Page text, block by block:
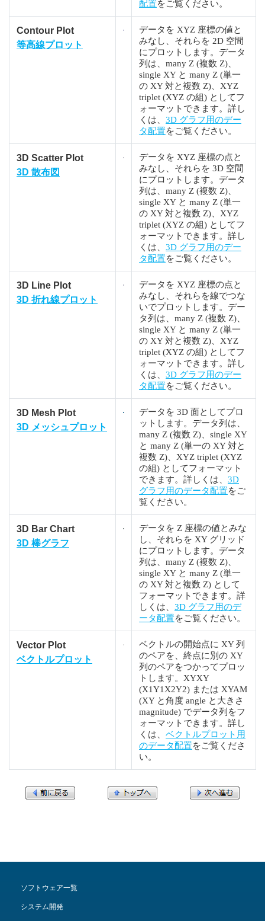
配置をご覧ください。
Contour Plot
等高線プロット
データを XYZ 座標の値と
みなし、それらを 2D 空間
にプロットします。データ
列は、many Z (複数 Z)、
single XY と many Z (単一
の XY 対と複数 Z)、XYZ
triplet (XYZ の組) としてフ
ォーマットできます。詳し
くは、 3D グラフ用のデー
タ配置をご覧ください。
3D Scatter Plot
3D 散布図
データを XYZ 座標の点と
みなし、それらを 3D 空間
にプロットします。データ
列は、many Z (複数 Z)、
single XY と many Z (単一
の XY 対と複数 Z)、XYZ
triplet (XYZ の組) としてフ
ォーマットできます。詳し
くは、 3D グラフ用のデー
タ配置をご覧ください。
3D Line Plot
3D 折れ線プロット
データを XYZ 座標の点と
みなし、それらを線でつな
いでプロットします。デー
タ列は、many Z (複数 Z)、
single XY と many Z (単一
の XY 対と複数 Z)、XYZ
triplet (XYZ の組) としてフ
ォーマットできます。詳し
くは、 3D グラフ用のデー
タ配置をご覧ください。
3D Mesh Plot
3D メッシュプロット
データを 3D 面としてプロ
ットします。データ列は、
many Z (複数 Z)、single XY
と many Z (単一の XY 対と
複数 Z)、XYZ triplet (XYZ
の組) としてフォーマット
できます。詳しくは、 3D
グラフ用のデータ配置をご
覧ください。
3D Bar Chart
3D 棒グラフ
データを Z 座標の値とみな
し、それらを XY グリッド
にプロットします。データ
列は、many Z (複数 Z)、
single XY と many Z (単一
の XY 対と複数 Z) として
フォーマットできます。詳
しくは、 3D グラフ用のデ
ータ配置をご覧ください。
Vector Plot
ベクトルプロット
ベクトルの開始点に XY 列
のペアを、終点に別の XY
列のペアをつかってプロッ
トします。XYXY
(X1Y1X2Y2) または XYAM
(XY と角度 angle と大きさ
magnitude) でデータ列をフ
ォーマットできます。詳し
くは、 ベクトルプロット用
のデータ配置をご覧くださ
い。
ソフトウェア一覧
システム開発